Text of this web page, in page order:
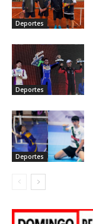
Deportes
Deportes
Deportes